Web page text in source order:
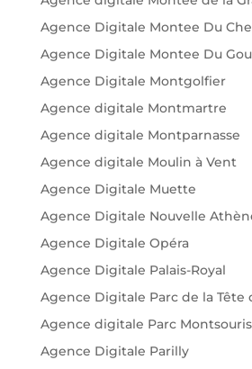
Agence Digitale Montee Du
Agence Digitale Montee Du
Agence Digitale Montgolfier
Agence digitale Montmartre
Agence digitale Montparnasse
Agence digitale Moulin à Vent
Agence Digitale Muette
Agence Digitale Nouvelle
Agence Digitale Opéra
Agence Digitale Palais-Royal
Agence Digitale Parc de la Tête
Agence digitale Parc Montsouris
Agence Digitale Parilly